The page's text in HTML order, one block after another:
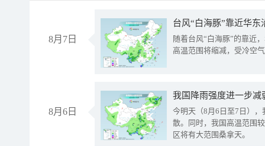
8月7日
台风“白海豚”靠近华
随着台风“白海豚”的靠近
高温范围将缩减，受冷空
8月6日
今明天（8月6日至7日）
散。同时，我国高温范围
区将有大范围桑拿天。